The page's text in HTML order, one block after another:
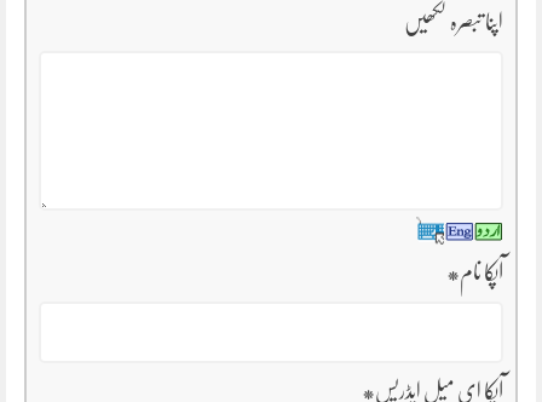
اپنا تبصرہ لکھیں
آپکا نام*
آپکا ای میل ایڈریس*